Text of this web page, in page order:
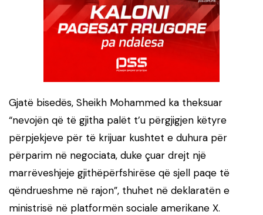
Gjatë bisedës, Sheikh Mohammed ka theksuar
“nevojën që të gjitha palët t’u përgjigjen këtyre
përpjekjeve për të krijuar kushtet e duhura për
përparim në negociata, duke çuar drejt një
marrëveshjeje gjithëpërfshirëse që sjell paqe të
qëndrueshme në rajon”, thuhet në deklaratën e
ministrisë në platformën sociale amerikane X.